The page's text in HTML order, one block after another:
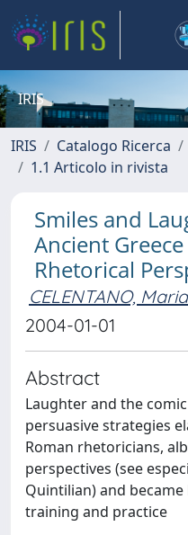
IRIS
IRIS Catalogo Ricerca
1.1 Articolo in rivista
Smiles and
Ancient
Rhetorical
CELENTANO,
2004-01-01
Abstract
Laughter and the
persuasive strategies
Roman rhetoricians,
perspectives (see
Quintilian) and
training and practice